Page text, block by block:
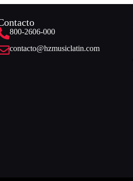
800-2606-000
contacto@hzmusiclatin.com